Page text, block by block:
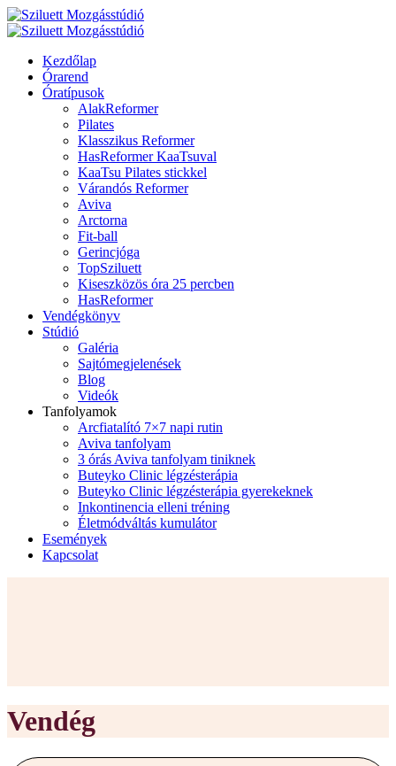
Kezdőlap
Órarend
Óratípusok
AlakReformer
Pilates
Klasszikus Reformer
HasReformer KaaTsuval
KaaTsu Pilates stickkel
Várandós Reformer
Aviva
Arctorna
Fit-ball
Gerincjóga
TopSziluett
Kiseszközös óra 25 percben
HasReformer
Vendégkönyv
Stúdió
Galéria
Sajtómegjelenések
Blog
Videók
Tanfolyamok
Arcfiatalító 7×7 napi rutin
Aviva tanfolyam
3 órás Aviva tanfolyam tiniknek
Buteyko Clinic légzésterápia
Buteyko Clinic légzésterápia gyerekeknek
Inkontinencia elleni tréning
Életmódváltás kumulátor
Események
Kapcsolat
Vendég